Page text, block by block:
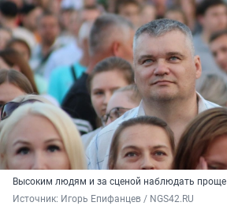
Высоким людям и за сценой наблюдать проще
Источник: Игорь Епифанцев / NGS42.RU